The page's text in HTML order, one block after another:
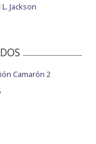
Jackson
Camarón 2